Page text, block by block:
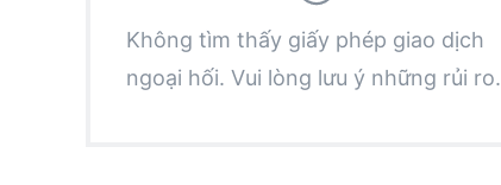
5
6
8
9
9
Không tìm thấy giấy phép giao dịch
ngoại hối. Vui lòng lưu ý những rủi ro.